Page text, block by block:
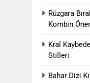
Rüzgara
Kombin
Kral
Stilleri
Bahar Dizi